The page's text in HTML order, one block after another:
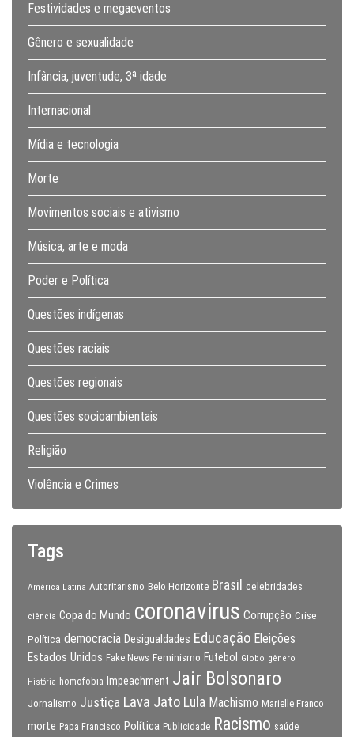
Festividades e megaeventos
Gênero e sexualidade
Infância, juventude, 3ª idade
Internacional
Mídia e tecnologia
Morte
Movimentos sociais e ativismo
Música, arte e moda
Poder e Política
Questões indígenas
Questões raciais
Questões regionais
Questões socioambientais
Religião
Violência e Crimes
Tags
América Latina Autoritarismo Belo Horizonte Brasil celebridades
ciência Copa do Mundo coronavirus Corrupção Crise
Política democracia Desigualdades Educação Eleições
Estados Unidos Fake News Feminismo Futebol Globo gênero
História homofobia Impeachment Jair Bolsonaro
Jornalismo Justiça Lava Jato Lula Machismo Marielle Franco
morte Papa Francisco Política Publicidade Racismo saúde